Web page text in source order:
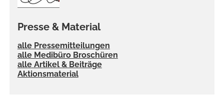
Presse & Material
alle Pressemitteilungen
alle Medibüro Broschüren
alle Artikel & Beiträge
Aktionsmaterial